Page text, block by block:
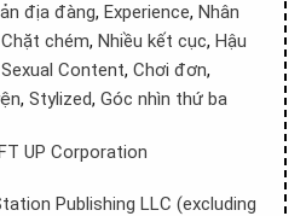
địa đàng, Experience, Nhân
Chặt chém, Nhiều kết cục, Hậu
Sexual Content, Chơi đơn,
, Stylized, Góc nhìn thứ ba
UP Corporation
Publishing LLC (excluding